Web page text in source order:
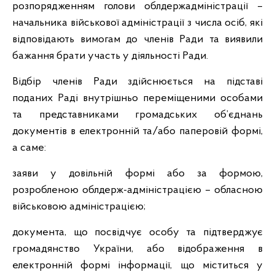
розпорядженням голови облдержадміністрації –
начальника військової адміністрації з числа осіб, які
відповідають вимогам до членів Ради та виявили
бажання брати участь у діяльності Ради.
Відбір членів Ради здійснюється на підставі
поданих Раді внутрішньо переміщеними особами
та представниками громадських об’єднань
документів в електронній та/або паперовій формі,
а саме:
заяви у довільній формі або за формою,
розробленою облдерж-адміністрацією – обласною
військовою адміністрацією;
документа, що посвідчує особу та підтверджує
громадянство України, або відображення в
електронній формі інформації, що міститься у